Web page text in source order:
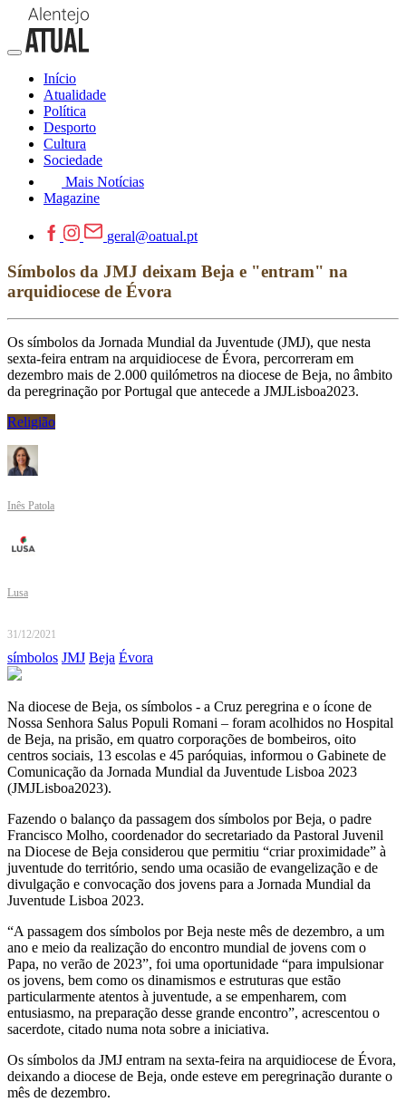
Início
Atualidade
Política
Desporto
Cultura
Sociedade
Mais Notícias
Magazine
geral@oatual.pt
Símbolos da JMJ deixam Beja e "entram" na
arquidiocese de Évora
Os símbolos da Jornada Mundial da Juventude (JMJ), que nesta
sexta-feira entram na arquidiocese de Évora, percorreram em
dezembro mais de 2.000 quilómetros na diocese de Beja, no âmbito
da peregrinação por Portugal que antecede a JMJLisboa2023.
Religião
Inês Patola
Lusa
31/12/2021
símbolos JMJ Beja Évora
Na diocese de Beja, os símbolos - a Cruz peregrina e o ícone de
Nossa Senhora Salus Populi Romani – foram acolhidos no Hospital
de Beja, na prisão, em quatro corporações de bombeiros, oito
centros sociais, 13 escolas e 45 paróquias, informou o Gabinete de
Comunicação da Jornada Mundial da Juventude Lisboa 2023
(JMJLisboa2023).
Fazendo o balanço da passagem dos símbolos por Beja, o padre
Francisco Molho, coordenador do secretariado da Pastoral Juvenil
na Diocese de Beja considerou que permitiu “criar proximidade” à
juventude do território, sendo uma ocasião de evangelização e de
divulgação e convocação dos jovens para a Jornada Mundial da
Juventude Lisboa 2023.
“A passagem dos símbolos por Beja neste mês de dezembro, a um
ano e meio da realização do encontro mundial de jovens com o
Papa, no verão de 2023”, foi uma oportunidade “para impulsionar
os jovens, bem como os dinamismos e estruturas que estão
particularmente atentos à juventude, a se empenharem, com
entusiasmo, na preparação desse grande encontro”, acrescentou o
sacerdote, citado numa nota sobre a iniciativa.
Os símbolos da JMJ entram na sexta-feira na arquidiocese de Évora,
deixando a diocese de Beja, onde esteve em peregrinação durante o
mês de dezembro.